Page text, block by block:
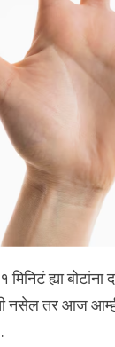
ह्या बोटांना
नसेल तर आज